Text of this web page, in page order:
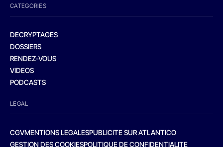
CATEGORIES
DECRYPTAGES
DOSSIERS
RENDEZ-VOUS
VIDEOS
PODCASTS
LEGAL
CGVMENTIONS LEGALESPUBLICITE SUR ATLANTICO
GESTION DES COOKIESPOLITIQUE DE CONFIDENTIALITE